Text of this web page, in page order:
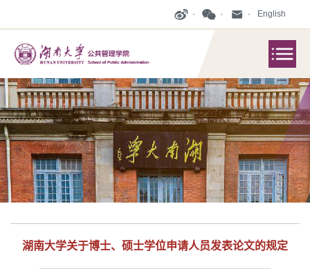
English
湖南大学关于博士、硕士学位申请人员发表论文的规定